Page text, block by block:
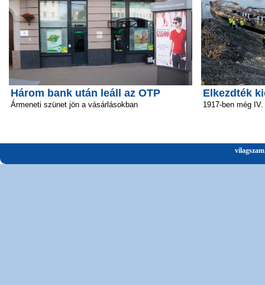
Három bank után leáll az OTP
Ármeneti szünet jön a vásárlásokban
Elkezdték
1917-ben még